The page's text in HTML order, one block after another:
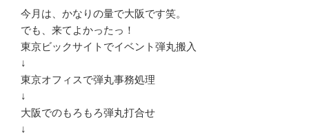
今月は、かなりの量で大阪です笑。
でも、来てよかったっ！
東京ビックサイトでイベント弾丸搬入
↓
東京オフィスで弾丸事務処理
↓
大阪でのもろもろ弾丸打合せ
↓